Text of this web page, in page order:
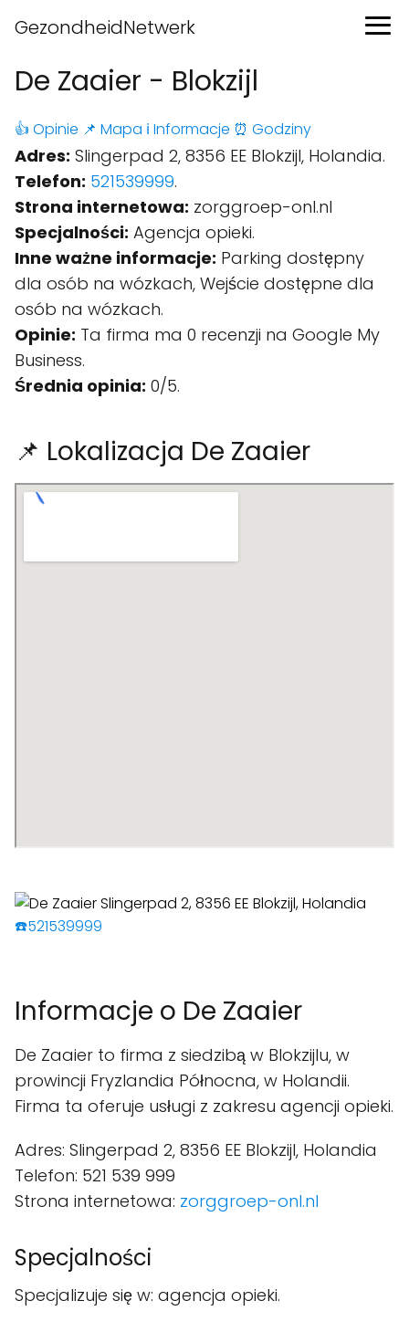
GezondheidNetwerk
De Zaaier - Blokzijl
👍 Opinie 📌 Mapa ℹ️ Informacje ⏰ Godziny
Adres: Slingerpad 2, 8356 EE Blokzijl, Holandia.
Telefon: 521539999.
Strona internetowa: zorggroep-onl.nl
Specjalności: Agencja opieki.
Inne ważne informacje: Parking dostępny
dla osób na wózkach, Wejście dostępne dla
osób na wózkach.
Opinie: Ta firma ma 0 recenzji na Google My
Business.
Średnia opinia: 0/5.
📌 Lokalizacja De Zaaier
☎️521539999
Informacje o De Zaaier
De Zaaier to firma z siedzibą w Blokzijlu, w
prowincji Fryzlandia Północna, w Holandii.
Firma ta oferuje usługi z zakresu agencji opieki.
Adres: Slingerpad 2, 8356 EE Blokzijl, Holandia
Telefon: 521 539 999
Strona internetowa: zorggroep-onl.nl
Specjalności
Specjalizuje się w: agencja opieki.